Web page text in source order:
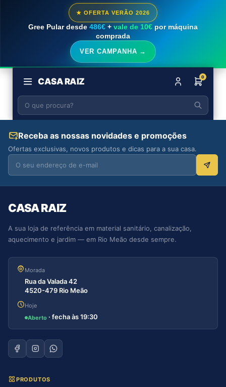
★ OFERTA VERÃO 2026
Gree Pular desde 486€ + vale de 10€ por máquina
comprada
VER CAMPANHA →
CASA RAIZ 0
Receba as nossas novidades e promoções
Ofertas exclusivas, novos produtos e dicas para a sua casa.
CASA RAIZ
A sua loja de referência em material sanitário, canalização,
aquecimento e jardim — em Rio Meão desde sempre.
Morada
Rua da Valada 42
4520-479 Rio Meão
Hoje
Aberto · fecha às 19:30
PRODUTOS